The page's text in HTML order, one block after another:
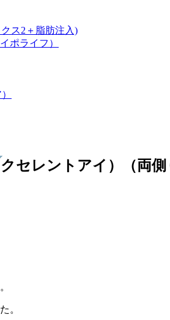
ス2＋脂肪注入)
ポライフ）
セレントアイ）（両
。